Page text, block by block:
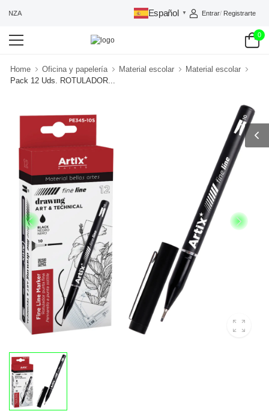
Español ▼ Entrar/ Registrarte
0
Home Oficina y papelería Material escolar
Material escolar
Pack 12 Uds. ROTULADOR...